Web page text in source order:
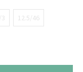
12.5/46